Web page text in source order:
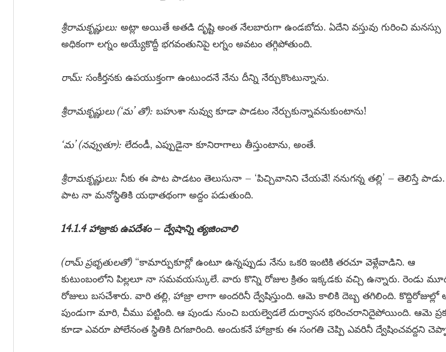
శ్రీరామకృష్ణులు: అట్లా అయితే అతడి దృష్టి అంత నేలబారుగా ఉండబోదు. ఏదేని వస్తువు గురించి మనస్సు
అధికంగా లగ్నం అయ్యేకొద్దీ భగవంతునిపై లగ్నం అవటం తగ్గిపోతుంది.
రామ్: సంకీర్తనకు ఉపయుక్తంగా ఉంటుందనే నేను దీన్ని నేర్చుకొంటున్నాను.
శ్రీరామకృష్ణులు (‘మ’ తో): బహుశా నువ్వు కూడా పాడటం నేర్చుకున్నావనుకుంటాను!
‘మ’ (నవ్వుతూ): లేదండీ, ఎప్పుడైనా కూనిరాగాలు తీస్తుంటాను, అంతే.
శ్రీరామకృష్ణులు: నీకు ఈ పాట పాడటం తెలుసునా – ‘పిచ్చివానిని చేయవే! ననుగన్న తల్లి’ – తెలిస్తే
పాట నా మనోస్థితికి యథాతథంగా అద్దం పడుతుంది.
14.1.4 హాజ్రాకు ఉపదేశం – ద్వేషాన్ని త్యజించాలి
(రామ్ ప్రభృతులతో) “కామార్పుకూర్లో ఉంటూ ఉన్నప్పుడు నేను ఒకరి ఇంటికి తరచూ వెళ్లేవాడిని. ఆ
కుటుంబంలోని పిల్లలూ నా సమవయస్కులే. వారు కొన్ని రోజుల క్రితం ఇక్కడకు వచ్చి ఉన్నారు. రెండు
రోజులు బసచేశారు. వారి తల్లి, హాజ్రా లాగా అందరినీ ద్వేషిస్తుంది. ఆమె కాలికి దెబ్బ తగిలింది. కొద్దిరోజుల్లో
పుండుగా మారి, చీము పట్టింది. ఆ పుండు నుంచి బయల్వెడలే దుర్వాసన భరించరానిదైపోయింది. ఆమె
కూడా ఎవరూ పోలేనంత స్థితికి దిగజారింది. అందుకనే హాజ్రాకు ఈ సంగతి చెప్పి ఎవరినీ ద్వేషించవద్దని